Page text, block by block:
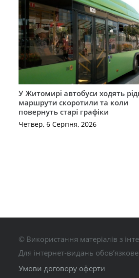
У Житомирі автобуси ходять
маршрути скоротили та коли
повернуть старі графіки
Четвер, 6 Серпня, 2026
© Використання матеріалів з
Для інтернет-видань
Умови договору оферти